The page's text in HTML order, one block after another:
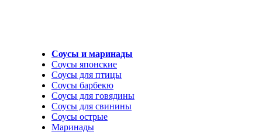
Соусы и маринады
Соусы японские
Соусы для птицы
Соусы барбекю
Соусы для говядины
Соусы для свинины
Соусы острые
Маринады